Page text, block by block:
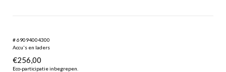
# 69094004300
Accu's en laders
€256,00
Eco-participatie inbegrepen.